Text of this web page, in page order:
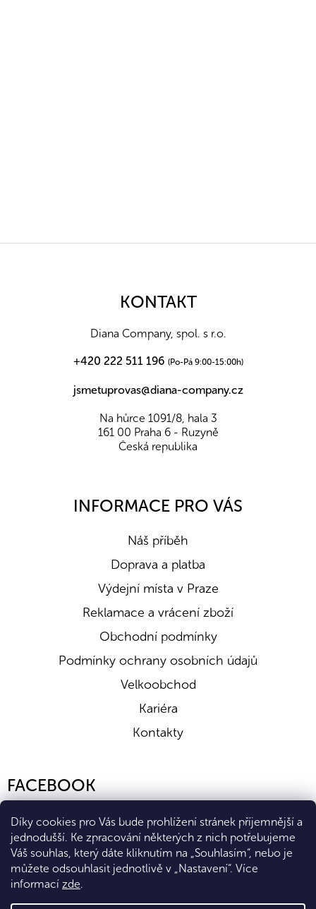
Díky cookies pro Vás bude prohlížení stránek příjemnější a
jednodušší. Ke zpracování některých z nich potřebujeme
Váš souhlas, který dáte kliknutím na „Souhlasím“, nebo je
můžete odsouhlasit jednotlivě v „Nastavení“. Více
informací zde.
KONTAKT
Diana Company, spol. s r.o.
+420 222 511 196 (Po-Pá 9:00-15:00h)
jsmetuprovas@diana-company.cz
Na hůrce 1091/8, hala 3
161 00 Praha 6 - Ruzyně
Česká republika
INFORMACE PRO VÁS
Náš příběh
Doprava a platba
Výdejní místa v Praze
Reklamace a vrácení zboží
Obchodní podmínky
Podmínky ochrany osobních údajů
Velkoobchod
Kariéra
Kontakty
FACEBOOK